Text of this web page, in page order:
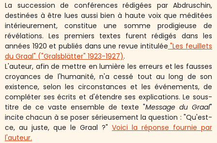
La succession de conférences rédigées par Abdruschin,
destinées à être lues aussi bien à haute voix que méditées
intérieurement, constitue une somme prodigieuse de
révélations. Les premiers textes furent rédigés dans les
années 1920 et publiés dans une revue intitulée "Les feuillets
du Graal" ("Gralsblätter" 1923-1927).
L'auteur, afin de mettre en lumière les erreurs et les fausses
croyances de l'humanité, n'a cessé tout au long de son
existence, selon les circonstances et les événements, de
compléter ses écrits et d'étendre ses explications. Le sous-
titre de ce vaste ensemble de texte "Message du Graal"
incite chacun à se poser sérieusement la question : "Qu'est-
ce, au juste, que le Graal ?" Voici la réponse fournie par
l'auteur.